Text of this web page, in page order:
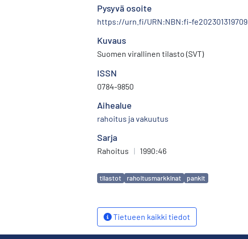
Pysyvä osoite
https://urn.fi/URN:NBN:fi-fe202301319709
Kuvaus
Suomen virallinen tilasto (SVT)
ISSN
0784-9850
Aihealue
rahoitus ja vakuutus
Sarja
Rahoitus | 1990:46
Avainsanat
tilastot rahoitusmarkkinat pankit
Tietueen kaikki tiedot